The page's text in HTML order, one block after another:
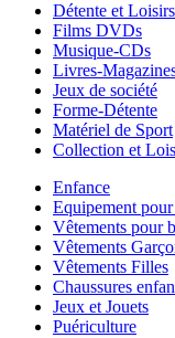
Détente et Loisirs
Films DVDs
Musique-CDs
Livres-
Jeux de société
Forme-Détente
Matériel de Sport
Collection et
Enfance
Equipement pour
Vêtements pour
Vêtements
Vêtements Filles
Chaussures
Jeux et Jouets
Puériculture